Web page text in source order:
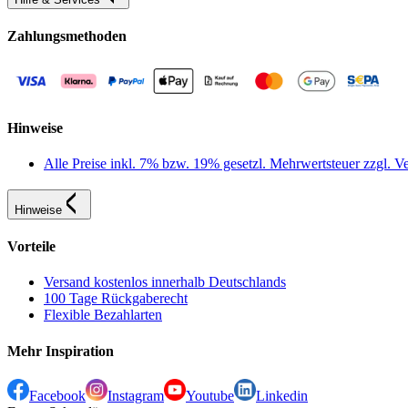
Zahlungsmethoden
Hinweise
Alle Preise inkl. 7% bzw. 19% gesetzl. Mehrwertsteuer zzgl.
Hinweise
Vorteile
Versand kostenlos innerhalb Deutschlands
100 Tage Rückgaberecht
Flexible Bezahlarten
Mehr Inspiration
Facebook Instagram Youtube
Linkedin